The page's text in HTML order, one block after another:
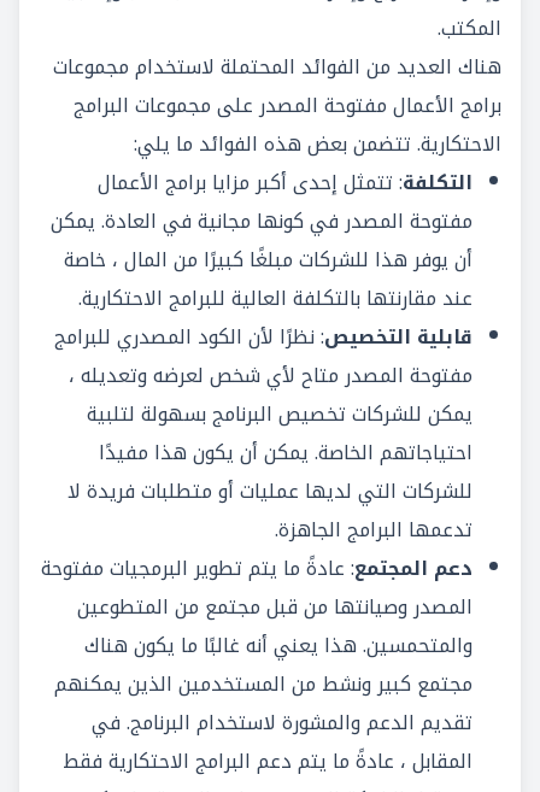
المكتب.
هناك العديد من الفوائد المحتملة لاستخدام مجموعات
برامج الأعمال مفتوحة المصدر على مجموعات البرامج
الاحتكارية. تتضمن بعض هذه الفوائد ما يلي:
التكلفة: تتمثل إحدى أكبر مزايا برامج الأعمال
مفتوحة المصدر في كونها مجانية في العادة. يمكن
أن يوفر هذا للشركات مبلغًا كبيرًا من المال ، خاصة
عند مقارنتها بالتكلفة العالية للبرامج الاحتكارية.
قابلية التخصيص: نظرًا لأن الكود المصدري للبرامج
مفتوحة المصدر متاح لأي شخص لعرضه وتعديله ،
يمكن للشركات تخصيص البرنامج بسهولة لتلبية
احتياجاتهم الخاصة. يمكن أن يكون هذا مفيدًا
للشركات التي لديها عمليات أو متطلبات فريدة لا
تدعمها البرامج الجاهزة.
دعم المجتمع: عادةً ما يتم تطوير البرمجيات مفتوحة
المصدر وصيانتها من قبل مجتمع من المتطوعين
والمتحمسين. هذا يعني أنه غالبًا ما يكون هناك
مجتمع كبير ونشط من المستخدمين الذين يمكنهم
تقديم الدعم والمشورة لاستخدام البرنامج. في
المقابل ، عادةً ما يتم دعم البرامج الاحتكارية فقط